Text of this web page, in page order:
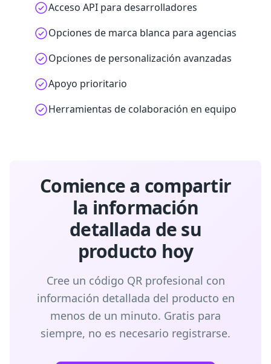
Acceso API para desarrolladores
Opciones de marca blanca para agencias
Opciones de personalización avanzadas
Apoyo prioritario
Herramientas de colaboración en equipo
Comience a compartir
la información
detallada de su
producto hoy
Cree un código QR profesional con
información detallada del producto en
menos de un minuto. Gratis para
siempre, no es necesario registrarse.